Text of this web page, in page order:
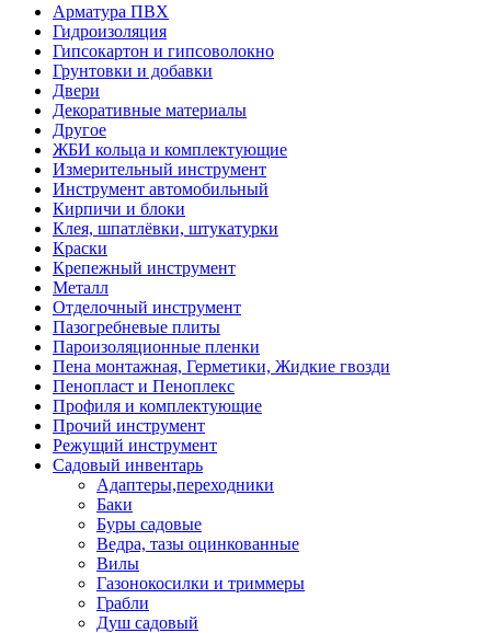
Арматура ПВХ
Гидроизоляция
Гипсокартон и гипсоволокно
Грунтовки и добавки
Двери
Декоративные материалы
Другое
ЖБИ кольца и комплектующие
Измерительный инструмент
Инструмент автомобильный
Кирпичи и блоки
Клея, шпатлёвки, штукатурки
Краски
Крепежный инструмент
Металл
Отделочный инструмент
Пазогребневые плиты
Пароизоляционные пленки
Пена монтажная, Герметики, Жидкие гвозди
Пенопласт и Пеноплекс
Профиля и комплектующие
Прочий инструмент
Режущий инструмент
Садовый инвентарь
Адаптеры,переходники
Баки
Буры садовые
Ведра, тазы оцинкованные
Вилы
Газонокосилки и триммеры
Грабли
Душ садовый